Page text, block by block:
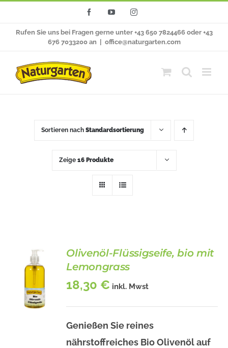
FacebookYouTubeInstagram
Rufen Sie uns bei Fragen gerne unter +43 650 7824466 oder +43
676 7033200 an
office@naturgarten.com
Sortieren nach Standardsortierung
Zeige 16 Produkte
Olivenöl-Flüssigseife, bio mit
Lemongrass
18,30 € inkl. Mwst
Genießen Sie reines
nährstoffreiches Bio Olivenöl auf